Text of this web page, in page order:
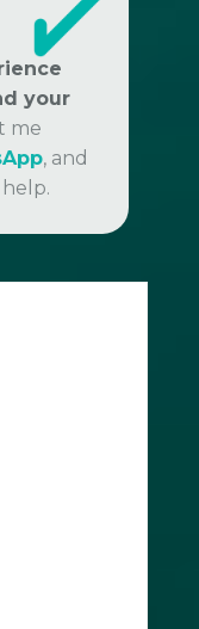
your
me
, and